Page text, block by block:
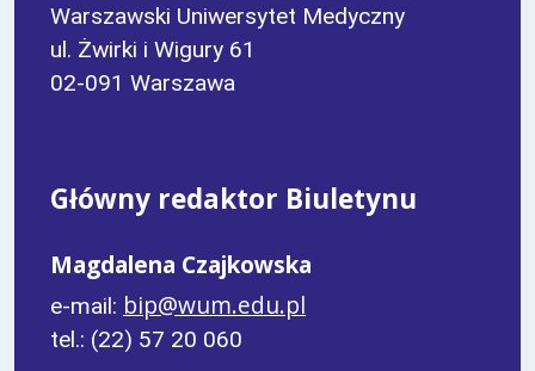
Warszawski Uniwersytet Medyczny
ul. Żwirki i Wigury 61
02-091 Warszawa
Główny redaktor Biuletynu
Magdalena Czajkowska
e-mail: bip@wum.edu.pl
tel.: (22) 57 20 060